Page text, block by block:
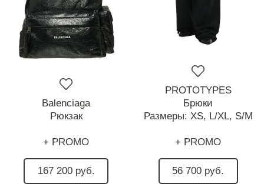
Balenciaga
Рюкзак
+ PROMO
167 200 руб.
PROTOTYPES
Брюки
Размеры: XS, L/XL, S/M
+ PROMO
56 700 руб.